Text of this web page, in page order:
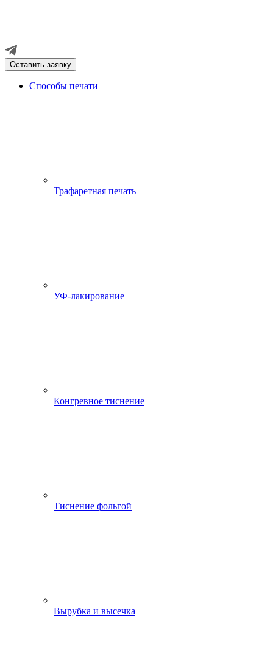
Оставить заявку
Способы печати
Трафаретная печать
УФ-лакирование
Конгревное тиснение
Тиснение фольгой
Вырубка и высечка